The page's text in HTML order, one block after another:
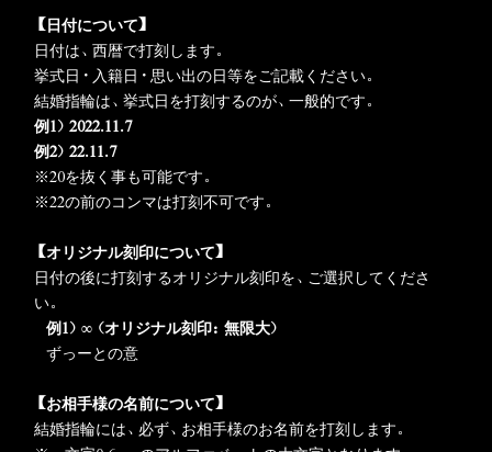
【日付について】
日付は、西暦で打刻します。
挙式日・入籍日・思い出の日等をご記載ください。
結婚指輪は、挙式日を打刻するのが、一般的です。
例1）2022.11.7
例2）22.11.7
※20を抜く事も可能です。
※22の前のコンマは打刻不可です。
【オリジナル刻印について】
日付の後に打刻するオリジナル刻印を、ご選択してくださ
い。
例1）∞（オリジナル刻印：無限大）
ずっーとの意
【お相手様の名前について】
結婚指輪には、必ず、お相手様のお名前を打刻します。